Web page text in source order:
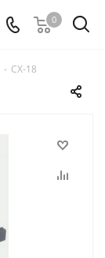
0
- CX-18